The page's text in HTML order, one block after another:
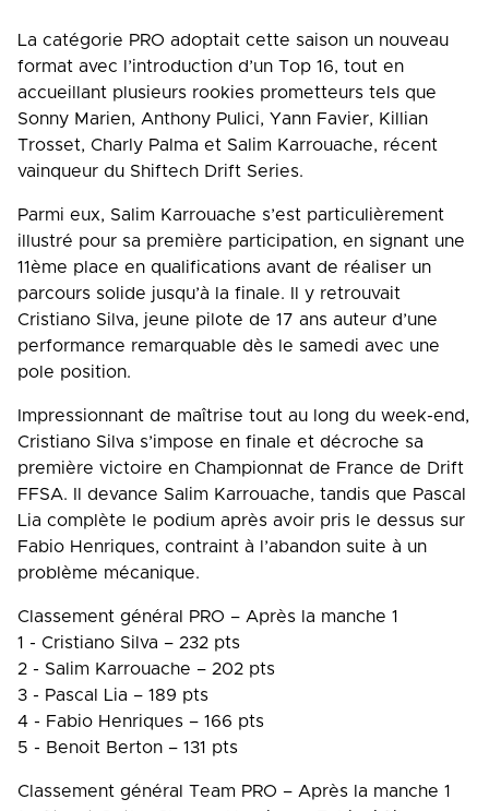
La catégorie PRO adoptait cette saison un nouveau
format avec l’introduction d’un Top 16, tout en
accueillant plusieurs rookies prometteurs tels que
Sonny Marien, Anthony Pulici, Yann Favier, Killian
Trosset, Charly Palma et Salim Karrouache, récent
vainqueur du Shiftech Drift Series.
Parmi eux, Salim Karrouache s’est particulièrement
illustré pour sa première participation, en signant une
11ème place en qualifications avant de réaliser un
parcours solide jusqu’à la finale. Il y retrouvait
Cristiano Silva, jeune pilote de 17 ans auteur d’une
performance remarquable dès le samedi avec une
pole position.
Impressionnant de maîtrise tout au long du week-end,
Cristiano Silva s’impose en finale et décroche sa
première victoire en Championnat de France de Drift
FFSA. Il devance Salim Karrouache, tandis que Pascal
Lia complète le podium après avoir pris le dessus sur
Fabio Henriques, contraint à l’abandon suite à un
problème mécanique.
Classement général PRO – Après la manche 1
1 - Cristiano Silva – 232 pts
2 - Salim Karrouache – 202 pts
3 - Pascal Lia – 189 pts
4 - Fabio Henriques – 166 pts
5 - Benoit Berton – 131 pts
Classement général Team PRO – Après la manche 1